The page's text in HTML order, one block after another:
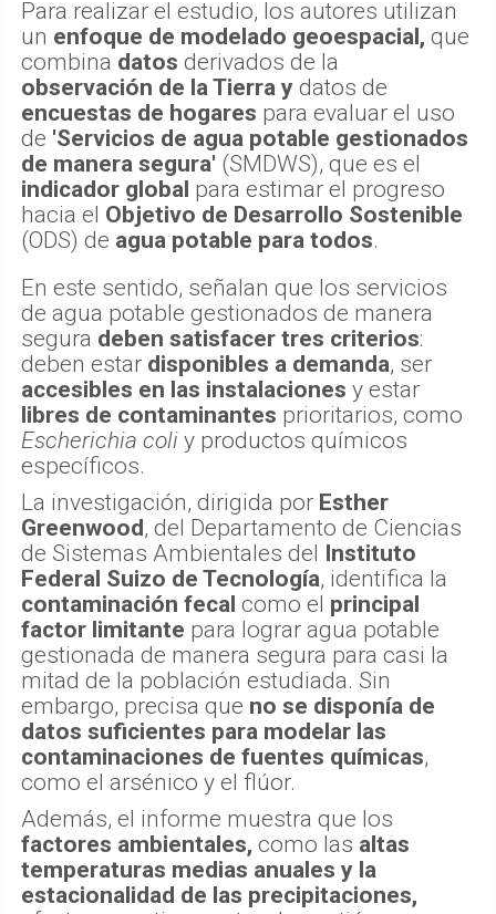
Para realizar el estudio, los autores utilizan
un enfoque de modelado geoespacial, que
combina datos derivados de la
observación de la Tierra y datos de
encuestas de hogares para evaluar el uso
de 'Servicios de agua potable gestionados
de manera segura' (SMDWS), que es el
indicador global para estimar el progreso
hacia el Objetivo de Desarrollo Sostenible
(ODS) de agua potable para todos.
En este sentido, señalan que los servicios
de agua potable gestionados de manera
segura deben satisfacer tres criterios:
deben estar disponibles a demanda, ser
accesibles en las instalaciones y estar
libres de contaminantes prioritarios, como
Escherichia coli y productos químicos
específicos.
La investigación, dirigida por Esther
Greenwood, del Departamento de Ciencias
de Sistemas Ambientales del Instituto
Federal Suizo de Tecnología, identifica la
contaminación fecal como el principal
factor limitante para lograr agua potable
gestionada de manera segura para casi la
mitad de la población estudiada. Sin
embargo, precisa que no se disponía de
datos suficientes para modelar las
contaminaciones de fuentes químicas,
como el arsénico y el flúor.
Además, el informe muestra que los
factores ambientales, como las altas
temperaturas medias anuales y la
estacionalidad de las precipitaciones,